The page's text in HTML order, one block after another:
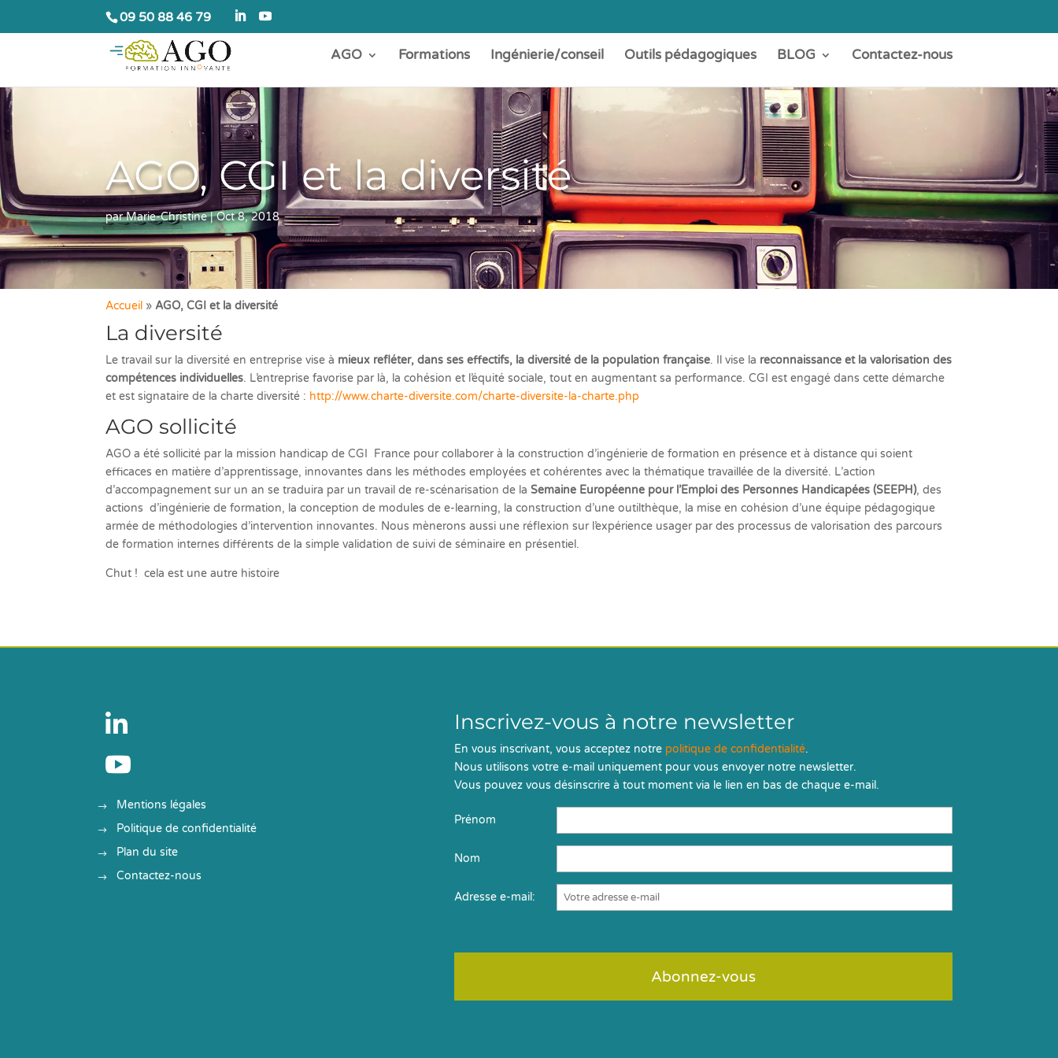
09 50 88 46 79
AGO Formations Ingénierie/conseil Outils pédagogiques BLOG Contactez-nous
AGO, CGI et la diversité
parMarie-Christine|Oct 8, 2018
Accueil » AGO, CGI et la diversité
La diversité
Le travail sur la diversité en entreprise vise à mieux refléter, dans ses effectifs, la diversité de la population française. Il vise la reconnaissance et la valorisation des
compétences individuelles. L’entreprise favorise par là, la cohésion et l’équité sociale, tout en augmentant sa performance. CGI est engagé dans cette démarche
et est signataire de la charte diversité : http://www.charte-diversite.com/charte-diversite-la-charte.php
AGO sollicité
AGO a été sollicité par la mission handicap de CGI France pour collaborer à la construction d’ingénierie de formation en présence et à distance qui soient
efficaces en matière d’apprentissage, innovantes dans les méthodes employées et cohérentes avec la thématique travaillée de la diversité. L’action
d’accompagnement sur un an se traduira par un travail de re-scénarisation de laSemaine Européenne pour l’Emploi des Personnes Handicapées (SEEPH), des
actions d’ingénierie de formation, la conception de modules de e-learning, la construction d’une outilthèque, la mise en cohésion d’une équipe pédagogique
armée de méthodologies d’intervention innovantes. Nous mènerons aussi une réflexion sur l’expérience usager par des processus de valorisation des parcours
de formation internes différents de la simple validation de suivi de séminaire en présentiel.
Chut ! cela est une autre histoire


Mentions légales
Politique de confidentialité
Plan du site
Contactez-nous
Inscrivez-vous à notre newsletter
En vous inscrivant, vous acceptez notre politique de confidentialité.
Nous utilisons votre e-mail uniquement pour vous envoyer notre newsletter.
Vous pouvez vous désinscrire à tout moment via le lien en bas de chaque e-mail.
Prénom
Nom
Adresse e-mail: